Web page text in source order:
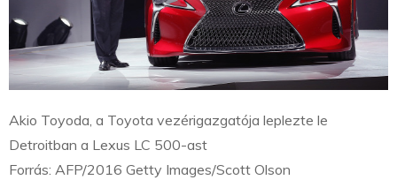
Akio Toyoda, a Toyota vezérigazgatója leplezte le
Detroitban a Lexus LC 500-ast
Forrás: AFP/2016 Getty Images/Scott Olson